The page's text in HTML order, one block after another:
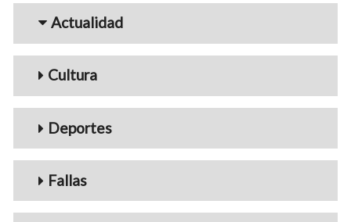
Menu_Videos
Actualidad
Cultura
Deportes
Fallas